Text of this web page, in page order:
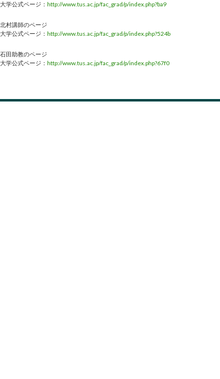
大学公式ページ： http://www.tus.ac.jp/fac_grad/p/index.php?ba9
北村講師のページ
大学公式ページ： http://www.tus.ac.jp/fac_grad/p/index.php?524b
石田助教のページ
大学公式ページ： http://www.tus.ac.jp/fac_grad/p/index.php?67f0